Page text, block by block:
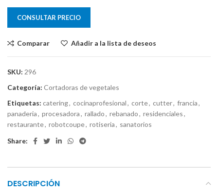
CONSULTAR PRECIO
Comparar Añadir a la lista de deseos
SKU: 296
Categoría: Cortadoras de vegetales
Etiquetas: catering, cocinaprofesional, corte, cutter, francia,
panaderia, procesadora, rallado, rebanado, residenciales,
restaurante, robotcoupe, rotiseria, sanatorios
Share:
DESCRIPCIÓN